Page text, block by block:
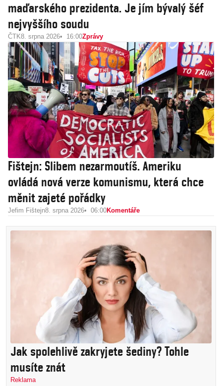
maďarského prezidenta. Je jím bývalý šéf
nejvyššího soudu
ČTK8. srpna 2026 16:00Zprávy
Fištejn: Slibem nezarmoutíš. Ameriku
ovládá nová verze komunismu, která chce
měnit zajeté pořádky
Jefim Fištejn8. srpna 2026 06:00Komentáře
Jak spolehlivě zakryjete šediny? Tohle
musíte znát
Reklama